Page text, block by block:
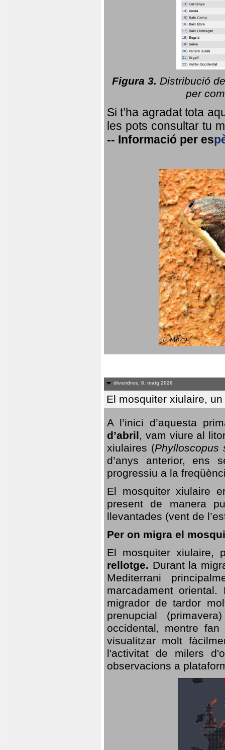
Figura 3. Distribució
per
Si t’ha agradat tota
les pots consultar tu
-- Informació per es
divendres, 8. maig 2026
El mosquiter xiulaire,
A l’inici d’aquesta
d’abril, vam viure al
xiulaires (Phylloscopus
d’anys anterior, ens
progressiu a la
El mosquiter xiulaire
present de manera
llevantades (vent de
Per on migra el
El mosquiter xiulaire,
rellotge. Durant la
Mediterrani
marcadament
migrador de tardor
prenupcial
occidental, mentre
visualitzar molt
l'activitat de milers
observacions a